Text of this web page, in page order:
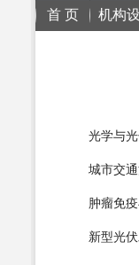
首 页 机构
光学与
城市交
肿瘤免
新型光